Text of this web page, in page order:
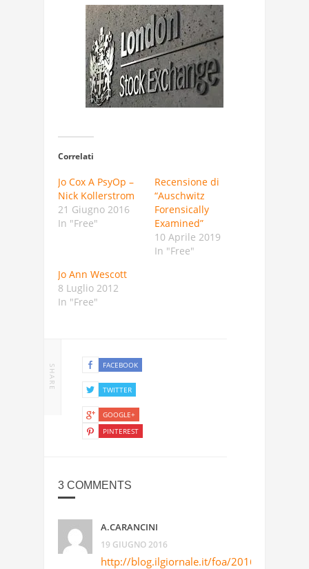
Correlati
Jo Cox A PsyOp –
Nick Kollerstrom
21 Giugno 2016
In "Free"
Recensione di
“Auschwitz
Forensically
Examined”
10 Aprile 2019
In "Free"
Jo Ann Wescott
8 Luglio 2012
In "Free"
SHARE FACEBOOK
TWITTER
GOOGLE+
PINTEREST
3 COMMENTS
A.CARANCINI
19 GIUGNO 2016
http://blog.ilgiornale.it/foa/2016/06/17/